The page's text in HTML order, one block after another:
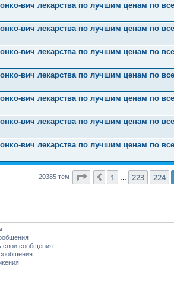
вич лекарства по лучшим ценам по
вич лекарства по лучшим ценам по
вич лекарства по лучшим ценам по
вич лекарства по лучшим ценам по
вич лекарства по лучшим ценам по
вич лекарства по лучшим ценам по
вич лекарства по лучшим ценам по
20385 тем Страница 225из 816
Пред.
1 223 224
свои сообщения